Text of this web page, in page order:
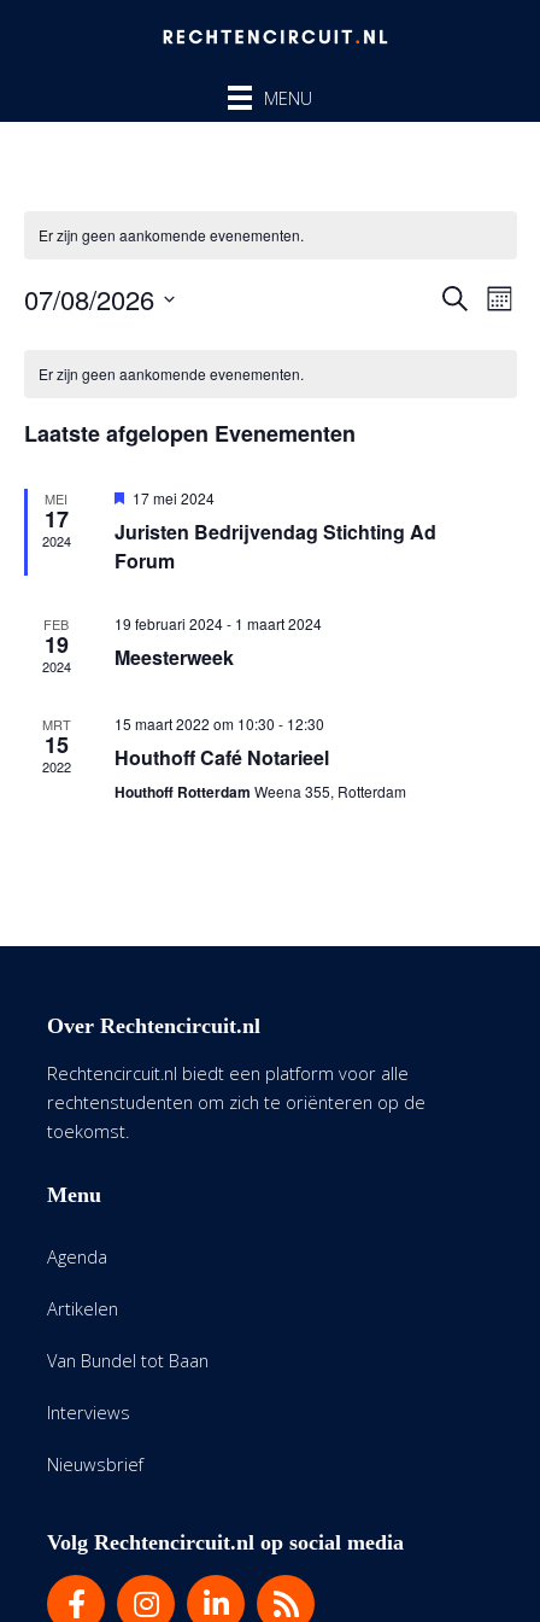
MENU
Er zijn geen aankomende evenementen.
ZOEKEN
07/08/2026
datum.
van
Er zijn geen aankomende evenementen.
Laatste afgelopen Evenementen
MEI
17
2024
Uitgelicht
17 mei 2024
Juristen Bedrijvendag Stichting Ad
Forum
FEB
19
2024
19 februari 2024- 1 maart 2024
Meesterweek
MRT
15
2022
15 maart 2022 om 10:30 - 12:30
Houthoff Café Notarieel
Houthoff Rotterdam Weena 355, Rotterdam
Over Rechtencircuit.nl
Rechtencircuit.nl biedt een platform voor alle
rechtenstudenten om zich te oriënteren op de
toekomst.
Menu
Agenda
Artikelen
Van Bundel tot Baan
Interviews
Nieuwsbrief
Volg Rechtencircuit.nl op social media